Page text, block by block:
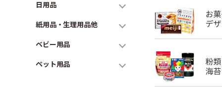
日用品
紙用品・生理用品他
ベビー用品
ペット用品